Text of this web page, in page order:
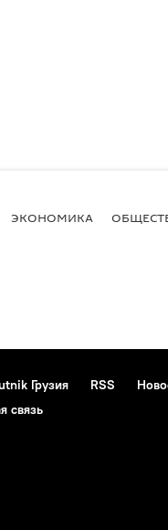
ЭКОНОМИКА
Грузия RSS
связь